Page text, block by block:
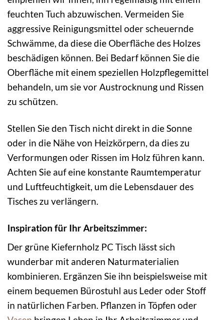
feuchten Tuch abzuwischen. Vermeiden Sie
aggressive Reinigungsmittel oder scheuernde
Schwämme, da diese die Oberfläche des Holzes
beschädigen können. Bei Bedarf können Sie die
Oberfläche mit einem speziellen Holzpflegemittel
behandeln, um sie vor Austrocknung und Rissen
zu schützen.
Stellen Sie den Tisch nicht direkt in die Sonne
oder in die Nähe von Heizkörpern, da dies zu
Verformungen oder Rissen im Holz führen kann.
Achten Sie auf eine konstante Raumtemperatur
und Luftfeuchtigkeit, um die Lebensdauer des
Tisches zu verlängern.
Inspiration für Ihr Arbeitszimmer:
Der grüne Kiefernholz PC Tisch lässt sich
wunderbar mit anderen Naturmaterialien
kombinieren. Ergänzen Sie ihn beispielsweise mit
einem bequemen Bürostuhl aus Leder oder Stoff
in natürlichen Farben. Pflanzen in Töpfen oder